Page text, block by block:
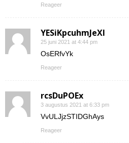
Reageer
YESiKpcuhmJeXI
25 juni 2021 at 4:44 pm
OsERfvYk
Reageer
rcsDuPOEx
3 augustus 2021 at 6:33 pm
VvULJjzSTIDGhAys
Reageer